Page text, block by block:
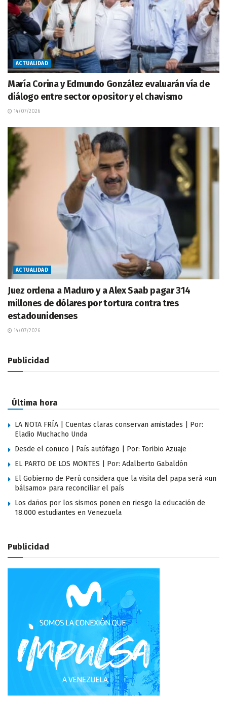
ACTUALIDAD
María Corina y Edmundo González evaluarán vía de
diálogo entre sector opositor y el chavismo
14/07/2026
ACTUALIDAD
Juez ordena a Maduro y a Alex Saab pagar 314
millones de dólares por tortura contra tres
estadounidenses
14/07/2026
Publicidad
Última hora
LA NOTA FRÍA | Cuentas claras conservan amistades | Por:
Eladio Muchacho Unda
Desde el conuco | País autófago | Por: Toribio Azuaje
EL PARTO DE LOS MONTES | Por: Adalberto Gabaldón
El Gobierno de Perú considera que la visita del papa será «un
bálsamo» para reconciliar el país
Los daños por los sismos ponen en riesgo la educación de
18.000 estudiantes en Venezuela
Publicidad